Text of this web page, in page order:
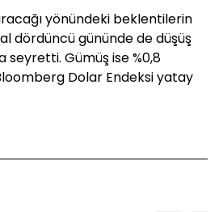
yönündeki beklentilerin
dördüncü gününde de düşüş
seyretti. Gümüş ise %0,8
Dolar Endeksi yatay